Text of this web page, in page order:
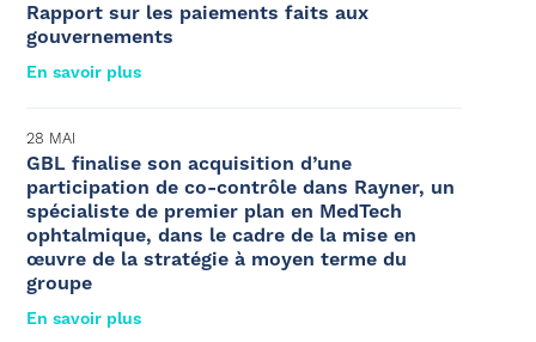
Rapport sur les paiements faits aux
gouvernements
En savoir plus
28 MAI
GBL finalise son acquisition d’une
participation de co-contrôle dans Rayner, un
spécialiste de premier plan en MedTech
ophtalmique, dans le cadre de la mise en
œuvre de la stratégie à moyen terme du
groupe
En savoir plus